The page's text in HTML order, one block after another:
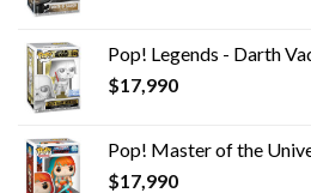
Pop! Legends - Darth
$17,990
Pop! Master of the
$17,990